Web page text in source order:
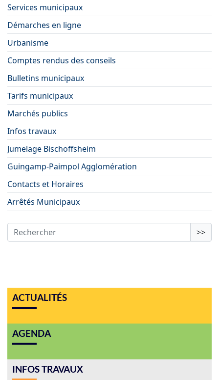
Services municipaux
Démarches en ligne
Urbanisme
Comptes rendus des conseils
Bulletins municipaux
Tarifs municipaux
Marchés publics
Infos travaux
Jumelage Bischoffsheim
Guingamp-Paimpol Agglomération
Contacts et Horaires
Arrêtés Municipaux
>>
ACTUALITÉS
AGENDA
INFOS TRAVAUX